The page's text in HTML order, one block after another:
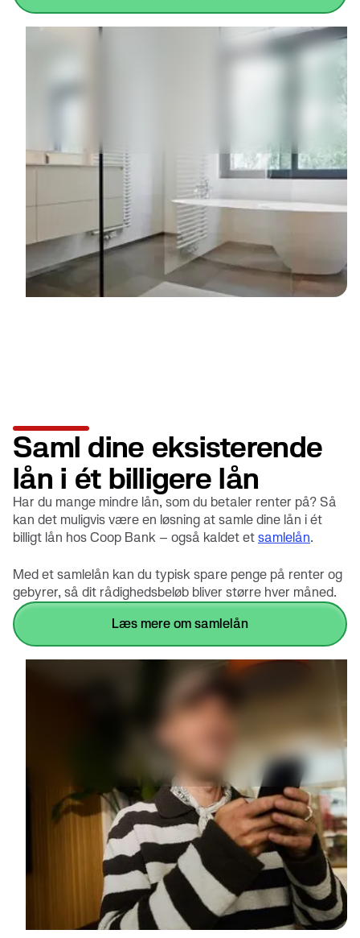
Saml dine eksisterende
lån i ét billigere lån
Har du mange mindre lån, som du betaler renter på? Så
kan det muligvis være en løsning at samle dine lån i ét
billigt lån hos Coop Bank – også kaldet etsamlelån.
Med et samlelån kan du typisk spare penge på renter og
gebyrer, så dit rådighedsbeløb bliver større hver måned.
læs mere om samlelån